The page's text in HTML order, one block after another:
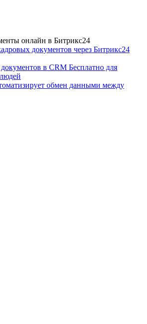
онлайн в Битрикс24
документов через Битрикс24
в CRM Бесплатно для
обмен данными между